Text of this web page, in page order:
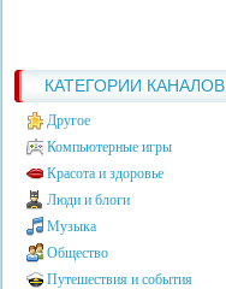
КАТЕГОРИИ КАНАЛОВ
Другое
Компьютерные игры
Красота и здоровье
Люди и блоги
Музыка
Общество
Путешествия и события